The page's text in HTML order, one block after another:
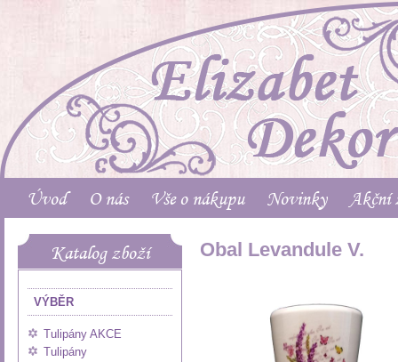
Úvod O nás Vše o nákupu Novinky Akční
Katalog zboží
VÝBĚR
Tulipány AKCE
Tulipány
Obal Levandule V.